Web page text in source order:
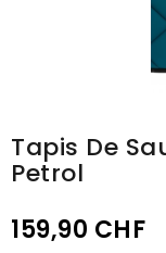
Tapis De
Petrol
159,90 CHF